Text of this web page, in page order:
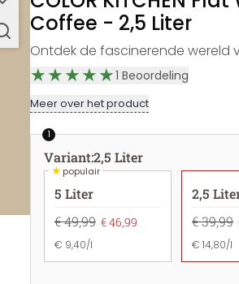
Coffee - 2,5 Liter
Ontdek de fascinerende wereld
1 Beoordeling
Meer over het product
1
Variant:2,5 Liter
★populair
5 Liter
€ 49,99 € 46,99
€ 9,40/l
2,5
€ 39,99
€ 14,80/l